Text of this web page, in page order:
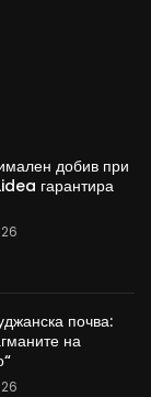
добив при
гарантира
почва:
на